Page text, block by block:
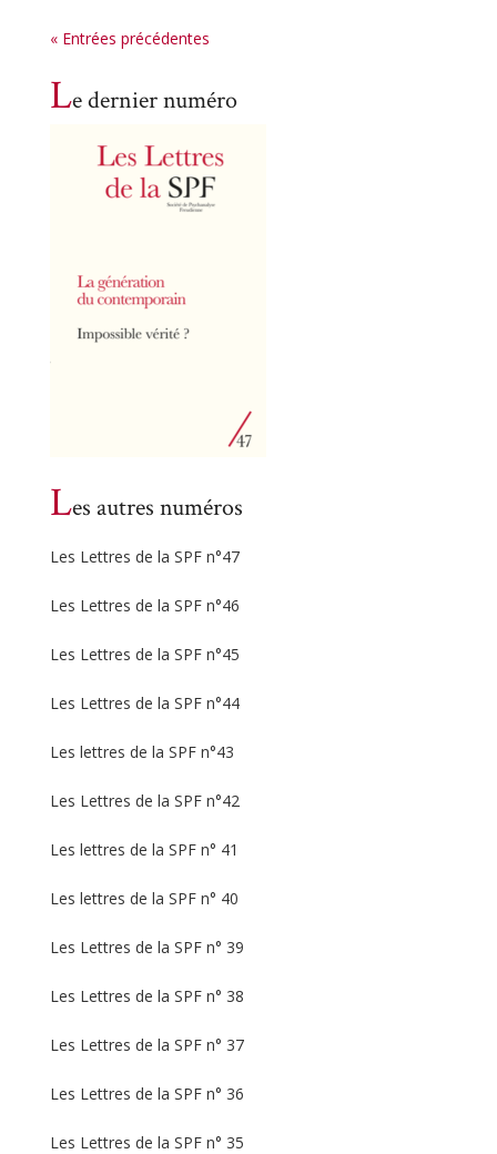
« Entrées précédentes
Le dernier numéro
Les autres numéros
Les Lettres de la SPF n°47
Les Lettres de la SPF n°46
Les Lettres de la SPF n°45
Les Lettres de la SPF n°44
Les lettres de la SPF n°43
Les Lettres de la SPF n°42
Les lettres de la SPF n° 41
Les lettres de la SPF n° 40
Les Lettres de la SPF n° 39
Les Lettres de la SPF n° 38
Les Lettres de la SPF n° 37
Les Lettres de la SPF n° 36
Les Lettres de la SPF n° 35